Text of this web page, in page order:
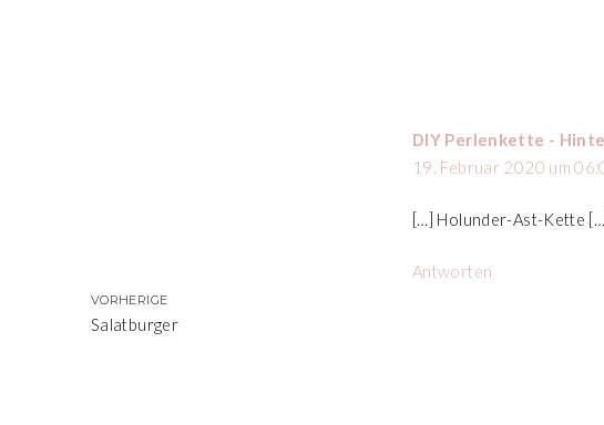
DIY Perlenkette -
19. Februar 2020 um
[…] Holunder-Ast-Kette […]
Antworten
VORHERIGE
Salatburger